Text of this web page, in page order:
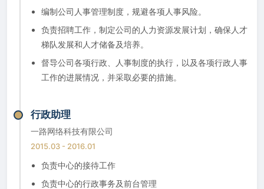
编制公司人事管理制度，规避各项人事风险。
负责招聘工作，制定公司的人力资源发展计划，确保人才
梯队发展和人才储备及培养。
督导公司各项行政、人事制度的执行，以及各项行政人事
工作的进展情况，并采取必要的措施。
行政助理
一路网络科技有限公司
2015.03 - 2016.01
负责中心的接待工作
负责中心的行政事务及前台管理